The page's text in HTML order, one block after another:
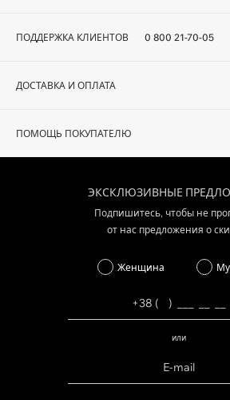
ПОДДЕРЖКА КЛИЕНТОВ 0 800 21-70-05
ДОСТАВКА И ОПЛАТА
ПОМОЩЬ ПОКУПАТЕЛЮ
ЭКСКЛЮЗИВНЫЕ
Подпишитесь, чтобы не
от нас предложения о
Женщина
или